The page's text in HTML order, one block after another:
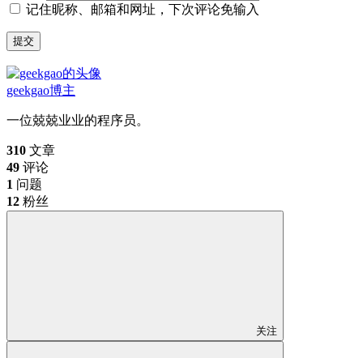
记住昵称、邮箱和网址，下次评论免输入
提交
geekgao博主
一位兢兢业业的程序员。
310 文章
49 评论
1 问题
12 粉丝
关注